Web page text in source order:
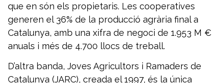
que en són els propietaris. Les cooperatives
generen el 36% de la producció agrària final a
Catalunya, amb una xifra de negoci de 1.953 M €
anuals i més de 4.700 llocs de treball.
D’altra banda, Joves Agricultors i Ramaders de
Catalunya (JARC), creada el 1997, és la única